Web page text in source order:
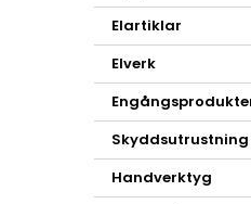
Elartiklar
Elverk
Skyddsutrustning
Handverktyg